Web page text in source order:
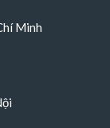
Minh